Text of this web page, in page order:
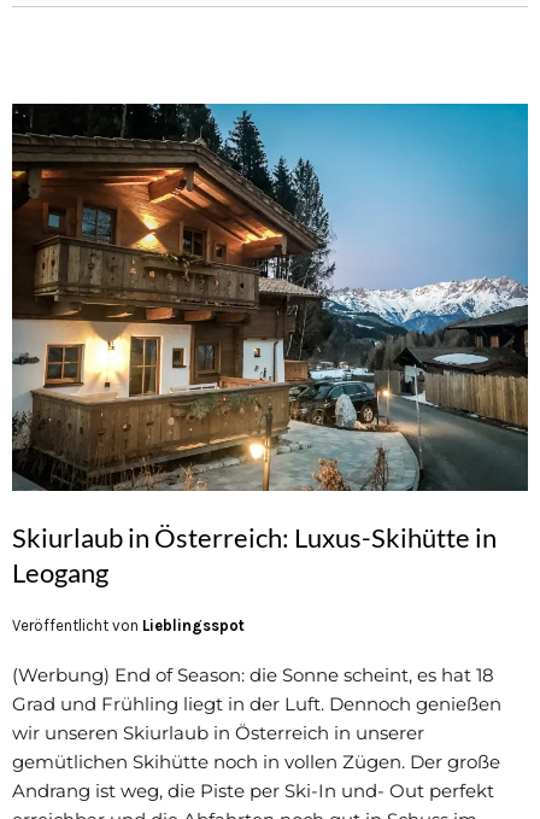
Skiurlaub in Österreich: Luxus-Skihütte in
Leogang
Veröffentlicht von Lieblingsspot
(Werbung) End of Season: die Sonne scheint, es hat 18
Grad und Frühling liegt in der Luft. Dennoch genießen
wir unseren Skiurlaub in Österreich in unserer
gemütlichen Skihütte noch in vollen Zügen. Der große
Andrang ist weg, die Piste per Ski-In und- Out perfekt